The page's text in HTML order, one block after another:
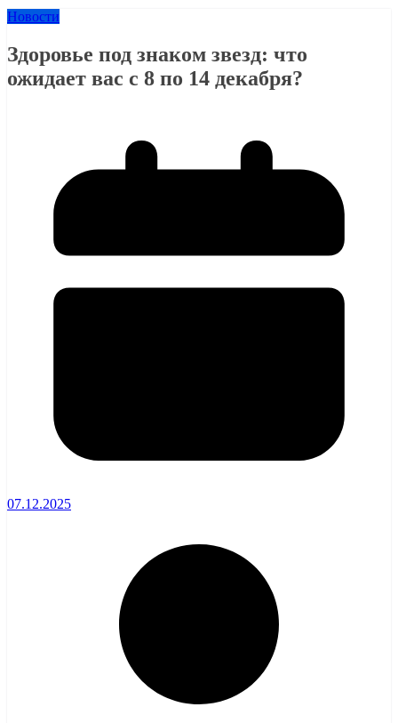
Новости
Здоровье под знаком звезд: что
ожидает вас с 8 по 14 декабря?
07.12.2025